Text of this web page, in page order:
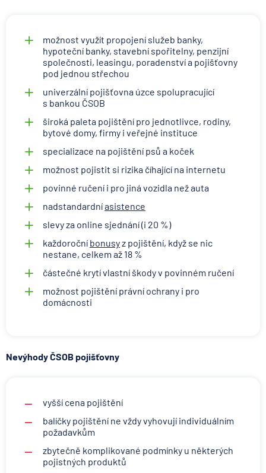
možnost využít propojení služeb banky,
hypoteční banky, stavební spořitelny, penzijní
společnosti, leasingu, poradenství a pojišťovny
pod jednou střechou
univerzální pojišťovna úzce spolupracující
s bankou ČSOB
široká paleta pojištění pro jednotlivce, rodiny,
bytové domy, firmy i veřejné instituce
specializace na pojištění psů a koček
možnost pojistit si rizika číhající na internetu
povinné ručení i pro jiná vozidla než auta
nadstandardníasistence
slevy za online sjednání (i 20 %)
každoroční bonusyz pojištění, když se nic
nestane, celkem až 18 %
částečné krytí vlastní škody v povinném ručení
možnost pojištění právní ochrany i pro
domácnosti
Nevýhody ČSOB pojišťovny
vyšší cena pojištění
balíčky pojištění ne vždy vyhovují individuálním
požadavkům
zbytečně komplikované podmínky u některých
pojistných produktů